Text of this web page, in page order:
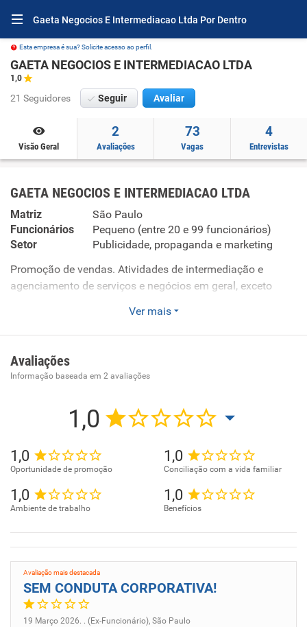
Gaeta Negocios E Intermediacao Ltda Por Dentro
Esta empresa é sua? Solicite acesso ao perfil.
GAETA NEGOCIOS E INTERMEDIACAO LTDA
1,0
21 Seguidores Seguir Avaliar
Visão Geral
2
Avaliações
73
Vagas
4
Entrevistas
GAETA NEGOCIOS E INTERMEDIACAO LTDA
Matriz
São Paulo
Funcionários
Pequeno (entre 20 e 99 funcionários)
Setor
Publicidade, propaganda e marketing
Promoção de vendas. Atividades de intermediação e
agenciamento de serviços e negócios em geral, exceto
Ver mais
Avaliações
Informação baseada em 2 avaliações
1,0
1,0
Oportunidade de promoção
1,0
Conciliação com a vida familiar
1,0
Ambiente de trabalho
1,0
Benefícios
Avaliação mais destacada
SEM CONDUTA CORPORATIVA!
19 Março 2026. . (Ex-Funcionário), São Paulo